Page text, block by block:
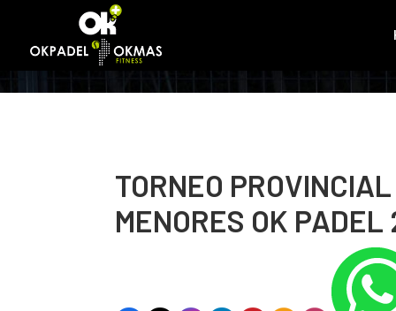
TORNEO
MENORES OK